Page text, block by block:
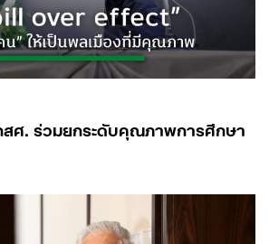
ศ. ร่วมยกระดับคุณภาพการศึกษา